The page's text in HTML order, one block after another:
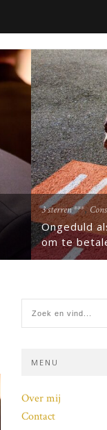
3 sterren ***,
Ongeduld
om te
MENU
Over mij
Contact